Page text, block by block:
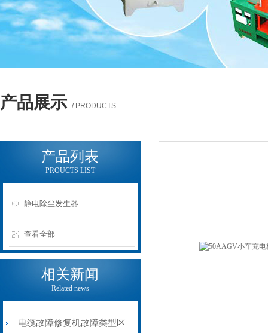
产品展示 / PRODUCTS
产品列表
PROUCTS LIST
静电除尘发生器
查看全部
相关新闻
Related news
电缆故障修复机故障类型区